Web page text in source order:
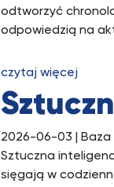
odtworzyć
odpowiedzią na
czytaj więcej
2026-06-03 |
Sztuczna
sięgają w